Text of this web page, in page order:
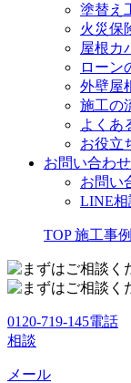
塗替え
火災保
屋根カ
ローン
外壁屋
施工の
よくあ
お役立
お問い合わせ
お問い
LINE相
TOP 施工事例
0120-719-145電話
相談
メール